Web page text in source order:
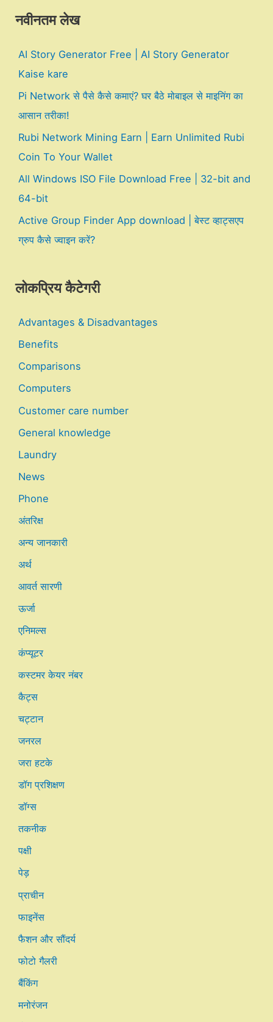
नवीनतम लेख
AI Story Generator Free | AI Story Generator
Kaise kare
Pi Network से पैसे कैसे कमाएं? घर बैठे मोबाइल से माइनिंग का
आसान तरीका!
Rubi Network Mining Earn | Earn Unlimited Rubi
Coin To Your Wallet
All Windows ISO File Download Free | 32-bit and
64-bit
Active Group Finder App download | बेस्ट व्हाट्सएप
ग्रुप कैसे ज्वाइन करें?
लोकप्रिय कैटेगरी
Advantages & Disadvantages
Benefits
Comparisons
Computers
Customer care number
General knowledge
Laundry
News
Phone
अंतरिक्ष
अन्य जानकारी
अर्थ
आवर्त सारणी
ऊर्जा
एनिमल्स
कंप्यूटर
कस्टमर केयर नंबर
कैट्स
चट्टान
जनरल
जरा हटके
डॉग प्रशिक्षण
डॉग्स
तकनीक
पक्षी
पेड़
प्राचीन
फाइनेंस
फैशन और सौंदर्य
फोटो गैलरी
बैंकिंग
मनोरंजन